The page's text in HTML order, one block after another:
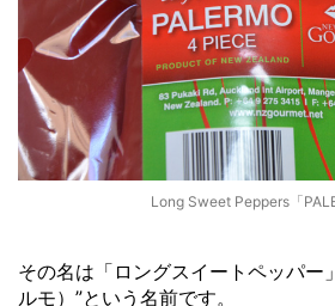
Long Sweet Peppers「
その名は「ロングスイートペッパー
ルモ）”という名前です。